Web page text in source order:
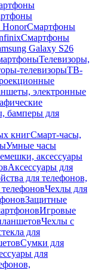
Смартфоны
Смартфоны
Galaxy S26
Телевизоры,
телевизорыТВ-
электронные
бамперы для
книгСмарт-часы,
Умные часы
аксессуары
Аксессуары для
для телефонов,
Чехлы для
Защитные
Игровые
Чехлы с
для
Сумки для
для